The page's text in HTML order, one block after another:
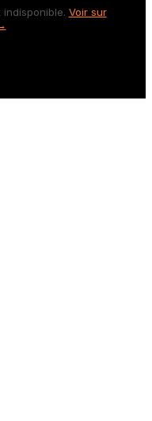
indisponible. Voir sur